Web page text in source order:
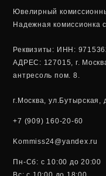
a
p
p
Ювелирный
Надежная комиссионка
Реквизиты: ИНН:
АДРЕС: 127015, г.
антресоль пом. 8.
г.Москва, ул.Бутырская,
+7 (909) 160-20-60
Kommiss24@yandex.ru
Пн-Сб: c 10:00 до 20:00